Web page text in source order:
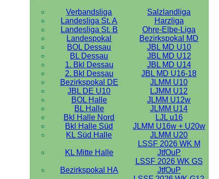
Verbandsliga
Salzlandliga
Landesliga St. A
Harzliga
Landesliga St. B
Ohre-Elbe-Liga
Landespokal
Bezirkspokal MD
BOL Dessau
JBL MD U10
BL Dessau
JBL MD U12
1. Bkl Dessau
JBL MD U14
2. Bkl Dessau
JBL MD U16-18
Bezirkspokal DE
JLMM U10
JBL DE U10
LJMM U12
BOL Halle
JLMM U12w
BL Halle
JLMM U14
Bkl Halle Nord
LJL u16
Bkl Halle Süd
JLMM U16w + U20w
KL Süd Halle
JLMM U20
KL Mitte Halle
LSSF 2026 WK M
JtfOuP
Bezirkspokal HA
LSSF 2026 WK GS
JtfOuP